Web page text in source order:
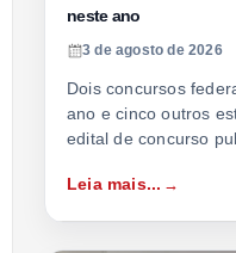
neste ano
3 de agosto de 2026
Dois concursos
ano e cinco outros
edital de concurso
Leia mais...